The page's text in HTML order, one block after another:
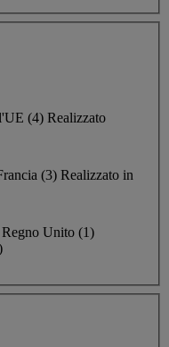
(4) Realizzato
(3) Realizzato in
Unito (1)